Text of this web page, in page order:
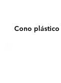
Cono plástico